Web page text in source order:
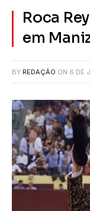
Roca
em
BY REDAÇÃO ON 6 DE